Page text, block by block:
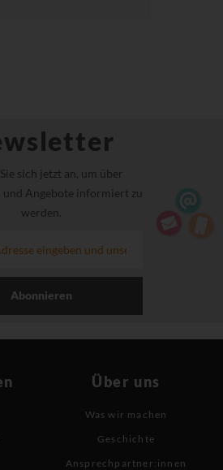
sich jetzt an, um über
und Angebote informiert zu
werden.
Abonnieren
Über uns
Was wir machen
Geschichte
Ansprechpartner:innen